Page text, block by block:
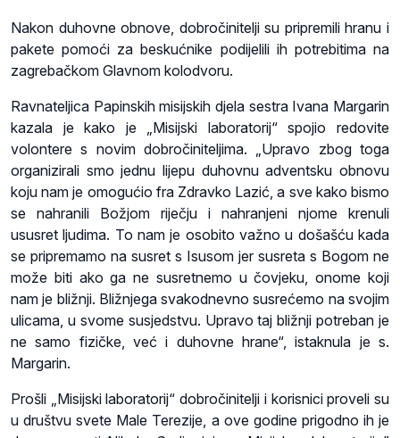
Nakon duhovne obnove, dobročinitelji su pripremili hranu i
pakete pomoći za beskućnike podijelili ih potrebitima na
zagrebačkom Glavnom kolodvoru.
Ravnateljica Papinskih misijskih djela sestra Ivana Margarin
kazala je kako je „Misijski laboratorij“ spojio redovite
volontere s novim dobročiniteljima. „Upravo zbog toga
organizirali smo jednu lijepu duhovnu adventsku obnovu
koju nam je omogućio fra Zdravko Lazić, a sve kako bismo
se nahranili Božjom riječju i nahranjeni njome krenuli
ususret ljudima. To nam je osobito važno u došašću kada
se pripremamo na susret s Isusom jer susreta s Bogom ne
može biti ako ga ne susretnemo u čovjeku, onome koji
nam je bližnji. Bližnjega svakodnevno susrećemo na svojim
ulicama, u svome susjedstvu. Upravo taj bližnji potreban je
ne samo fizičke, već i duhovne hrane“, istaknula je s.
Margarin.
Prošli „Misijski laboratorij“ dobročinitelji i korisnici proveli su
u društvu svete Male Terezije, a ove godine prigodno ih je